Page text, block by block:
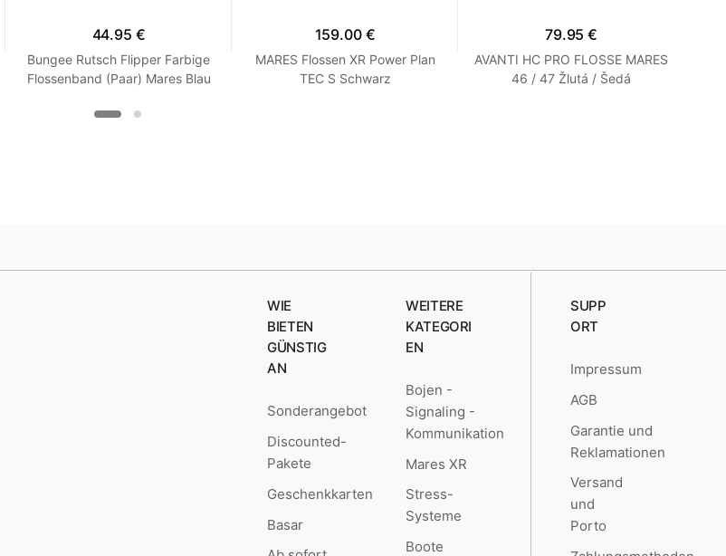
44.95 €
Bungee Rutsch Flipper Farbige
Flossenband (Paar) Mares Blau
159.00 €
MARES Flossen XR Power Plan
TEC S Schwarz
79.95 €
AVANTI HC PRO FLOSSE MARES
46 / 47 Žlutá / Šedá
WIE
BIETEN
GÜNSTIG
AN
Sonderangebot
Discounted-
Pakete
Geschenkkarten
Basar
WEITERE
KATEGORI
EN
Bojen -
Signaling -
Kommunikation
Mares XR
Stress-
Systeme
Boote
SUPP
ORT
Impressum
AGB
Garantie und
Reklamationen
Versand
und
Porto